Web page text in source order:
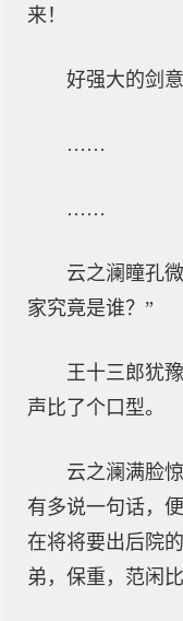
来！
好强大的剑意
……
……
云之澜瞳孔
家究竟是谁？”
王十三郎犹
声比了个口型。
云之澜满脸
有多说一句话，
在将将要出后院
弟，保重，范闲